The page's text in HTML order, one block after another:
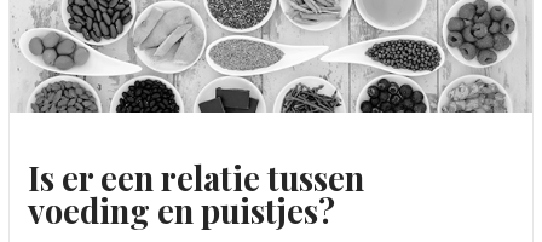
Is er een relatie tussen
voeding en puistjes?